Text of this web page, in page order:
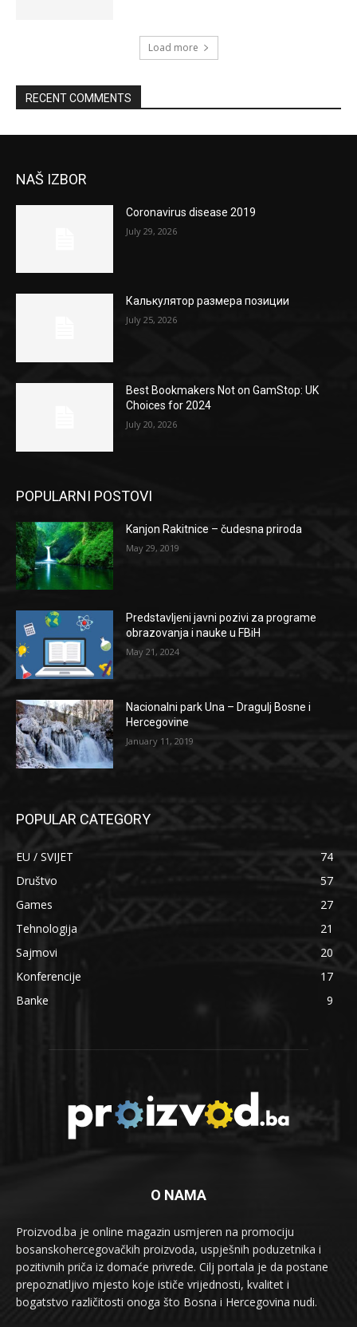
Load more
RECENT COMMENTS
NAŠ IZBOR
Coronavirus disease 2019
July 29, 2026
Калькулятор размера позиции
July 25, 2026
Best Bookmakers Not on GamStop: UK
Choices for 2024
July 20, 2026
POPULARNI POSTOVI
Kanjon Rakitnice – čudesna priroda
May 29, 2019
Predstavljeni javni pozivi za programe
obrazovanja i nauke u FBiH
May 21, 2024
Nacionalni park Una – Dragulj Bosne i
Hercegovine
January 11, 2019
POPULAR CATEGORY
EU / SVIJET
74
Društvo
57
Games
27
Tehnologija
21
Sajmovi
20
Konferencije
17
Banke
9
O NAMA
Proizvod.ba je online magazin usmjeren na promociju
bosanskohercegovačkih proizvoda, uspješnih poduzetnika i
pozitivnih priča iz domaće privrede. Cilj portala je da postane
prepoznatljivo mjesto koje ističe vrijednosti, kvalitet i
bogatstvo različitosti onoga što Bosna i Hercegovina nudi.